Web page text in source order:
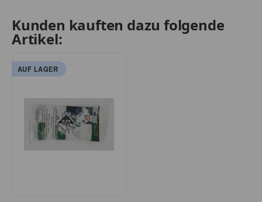
Kunden kauften dazu folgende
Artikel:
AUF LAGER